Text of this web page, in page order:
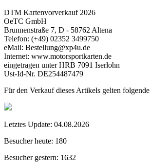
DTM Kartenvorverkauf 2026
OeTC GmbH
Brunnenstraße 7, D - 58762 Altena
Telefon: (+49) 02352 3499750
eMail: Bestellung@xp4u.de
Internet: www.motorsportkarten.de
eingetragen unter HRB 7091 Iserlohn
Ust-Id-Nr. DE254487479
Für den Verkauf dieses Artikels gelten folgende
Letztes Update: 04.08.2026
Besucher heute: 180
Besucher gestern: 1632